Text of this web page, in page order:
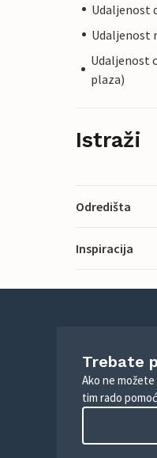
Udaljenost
Udaljenost
Udaljenost
plaza)
Istraži
Odredišta
Inspiracija
Trebate
Ako ne
tim rado